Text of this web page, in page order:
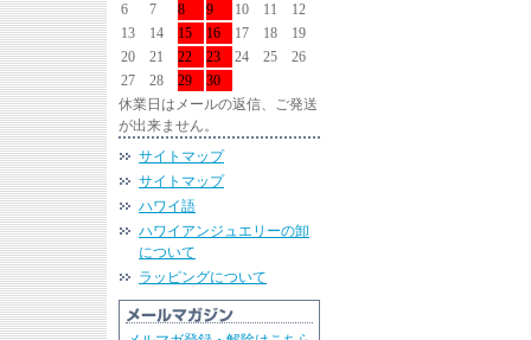
6
7 8 9 10 11
12
13
14 15 16 17 18
19
20
21 22 23 24 25
26
27
28 29
30
休業日はメールの返信、ご発送
が出来ません。
サイトマップ
サイトマップ
ハワイ語
ハワイアンジュエリーの卸
について
ラッピングについて